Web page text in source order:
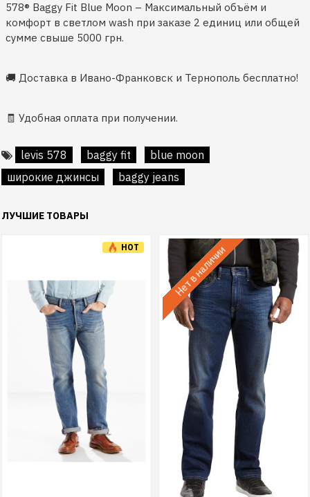
578® Baggy Fit Blue Moon – Максимальный объём и
комфорт в светлом wash при заказе 2 единиц или общей
сумме свыше 5000 грн.
🚚 Доставка в Ивано-Франковск и Тернополь бесплатно!
🧾 Удобная оплата при получении.
levis 578 baggy fit
blue moon
широкие джинсы
baggy jeans
ЛУЧШИЕ ТОВАРЫ
HOT Нет в наличии